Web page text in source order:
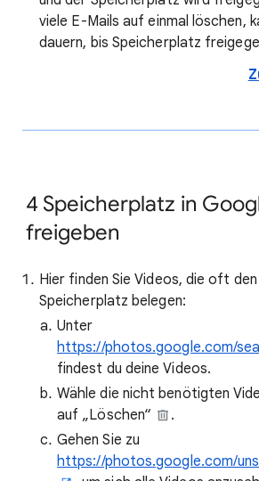
viele E-Mails auf einmal löschen,
dauern, bis Speicherplatz
4 Speicherplatz in
freigeben
Hier finden Sie Videos, die oft
Speicherplatz belegen:
Unter
https://photos.google.com/
findest du deine Videos.
Wähle die nicht benötigten
auf „Löschen“
.
Gehen Sie zu
https://photos.google.com/